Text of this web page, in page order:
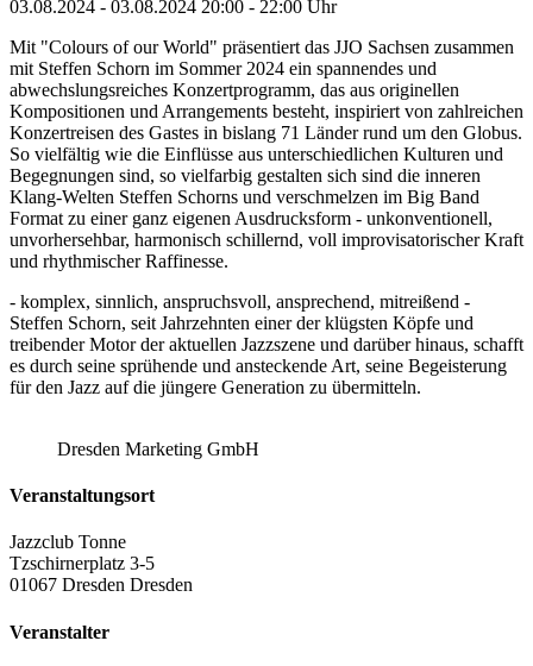
03.08.2024 - 03.08.2024 20:00 - 22:00 Uhr
Mit "Colours of our World" präsentiert das JJO Sachsen zusammen
mit Steffen Schorn im Sommer 2024 ein spannendes und
abwechslungsreiches Konzertprogramm, das aus originellen
Kompositionen und Arrangements besteht, inspiriert von zahlreichen
Konzertreisen des Gastes in bislang 71 Länder rund um den Globus.
So vielfältig wie die Einflüsse aus unterschiedlichen Kulturen und
Begegnungen sind, so vielfarbig gestalten sich sind die inneren
Klang-Welten Steffen Schorns und verschmelzen im Big Band
Format zu einer ganz eigenen Ausdrucksform - unkonventionell,
unvorhersehbar, harmonisch schillernd, voll improvisatorischer Kraft
und rhythmischer Raffinesse.
- komplex, sinnlich, anspruchsvoll, ansprechend, mitreißend -
Steffen Schorn, seit Jahrzehnten einer der klügsten Köpfe und
treibender Motor der aktuellen Jazzszene und darüber hinaus, schafft
es durch seine sprühende und ansteckende Art, seine Begeisterung
für den Jazz auf die jüngere Generation zu übermitteln.
Dresden Marketing GmbH
Veranstaltungsort
Jazzclub Tonne
Tzschirnerplatz 3-5
01067 Dresden Dresden
Veranstalter